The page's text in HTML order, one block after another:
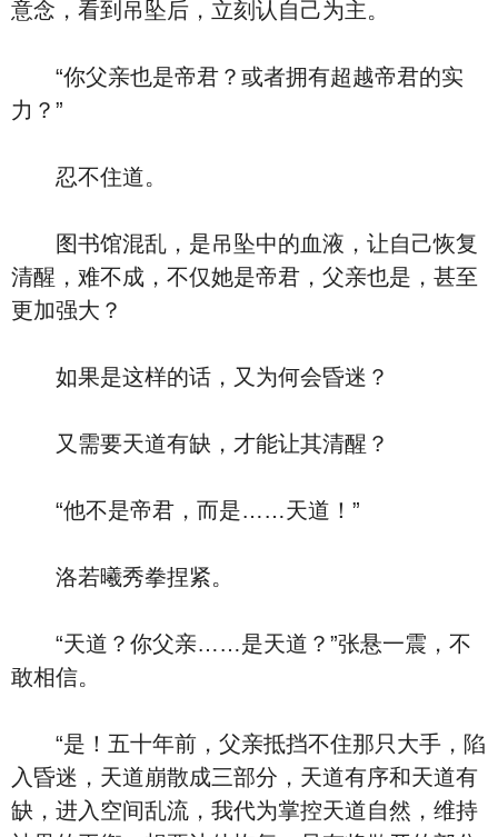
意念，看到吊坠后，立刻认自己为主。
“你父亲也是帝君？或者拥有超越帝君的实
力？”
忍不住道。
图书馆混乱，是吊坠中的血液，让自己恢复
清醒，难不成，不仅她是帝君，父亲也是，甚至
更加强大？
如果是这样的话，又为何会昏迷？
又需要天道有缺，才能让其清醒？
“他不是帝君，而是……天道！”
洛若曦秀拳捏紧。
“天道？你父亲……是天道？”张悬一震，不
敢相信。
“是！五十年前，父亲抵挡不住那只大手，陷
入昏迷，天道崩散成三部分，天道有序和天道有
缺，进入空间乱流，我代为掌控天道自然，维持